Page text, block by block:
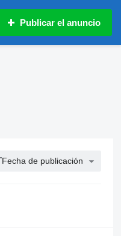
Publicar el anuncio
Fecha de publicación